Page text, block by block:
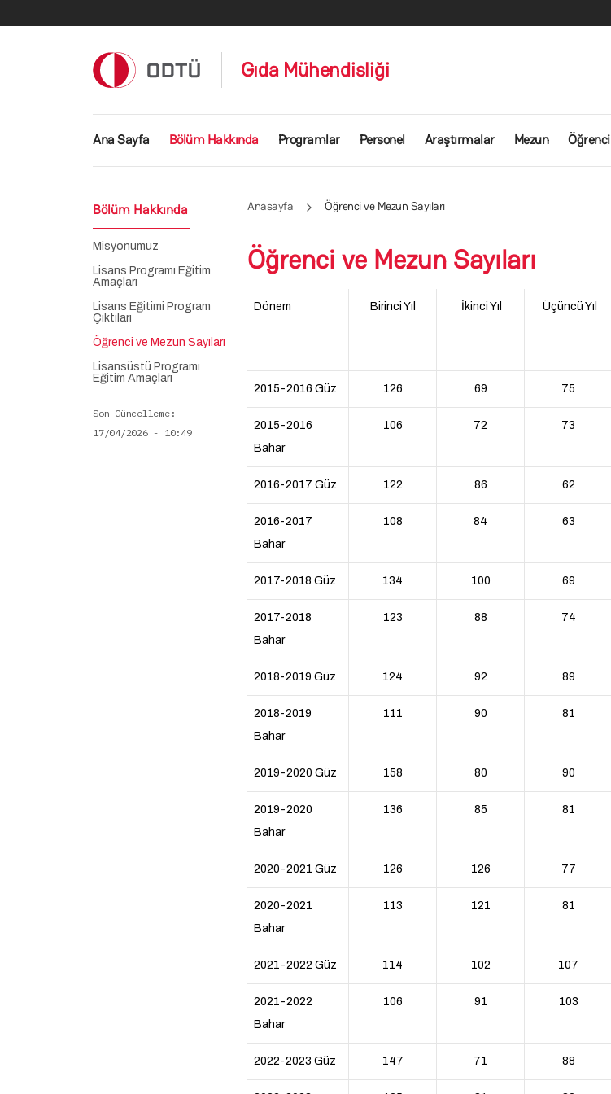
Gıda Mühendisliği
Ana gezinti menüsü
Ana Sayfa Bölüm Hakkında Programlar Personel Araştırmalar Mezun Öğrenci
Anasayfa Öğrenci ve Mezun Sayıları
Öğrenci ve Mezun Sayıları
Dönem Birinci Yıl İkinci Yıl Üçüncü Yıl
2015-2016 Güz 126 69 75
2015-2016
Bahar
106 72 73
2016-2017 Güz 122 86 62
2016-2017
Bahar
108 84 63
2017-2018 Güz 134 100 69
2017-2018
Bahar
123 88 74
2018-2019 Güz 124 92 89
2018-2019
Bahar
111 90 81
2019-2020 Güz 158 80 90
2019-2020
Bahar
136 85 81
2020-2021 Güz 126 126 77
2020-2021
Bahar
113 121 81
2021-2022 Güz 114 102 107
2021-2022
Bahar
106 91 103
2022-2023 Güz 147 71 88
Bölüm Hakkında
Misyonumuz
Lisans Programı Eğitim
Amaçları
Lisans Eğitimi Program
Çıktıları
Öğrenci ve Mezun Sayıları
Lisansüstü Programı
Eğitim Amaçları
Son Güncelleme
17/04/2026 - 10:49